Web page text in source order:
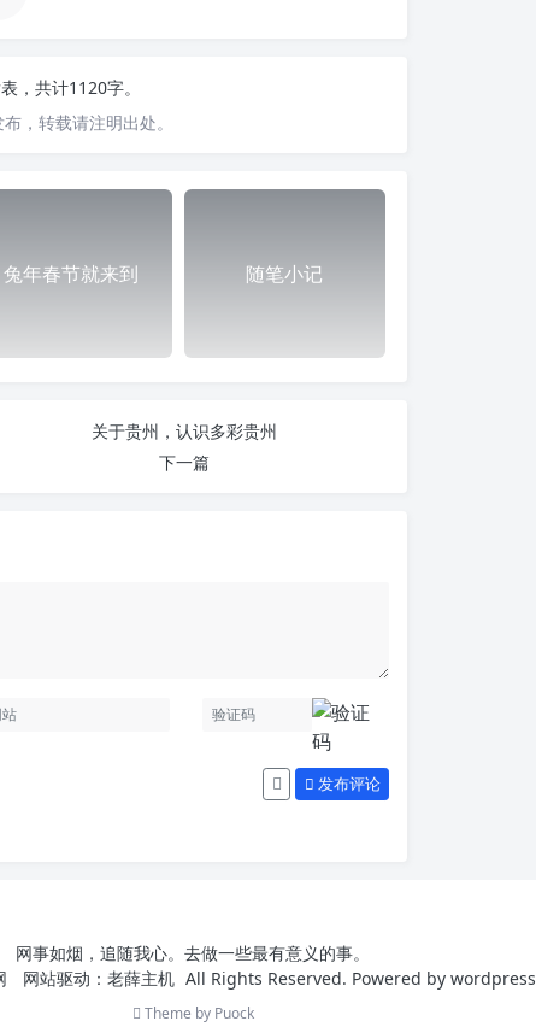
，共计1120字。
，转载请注明出处。
兔年春节就来到 随笔小记
关于贵州，认识多彩贵州
下一篇
发布评论
网事如烟，追随我心。去做一些最有意义的事。
网站驱动： 老薛主机 All Rights Reserved. Powered by wordpress
Theme by Puock